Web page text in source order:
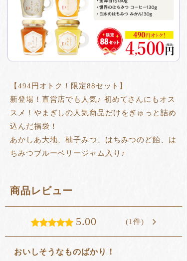
【494円オトク！限定88セット】
新登場！直営店でも人気♪ 初めてさんにもオス
スメ！やまぎしの人気商品だけをぎゅっと詰め
込んだ福袋！
あかしあ大地、柚子みつ、はちみつのど飴、は
ちみつブルーベリージャム入り♪
商品レビュー
5.00 (1件)
おいしそうなものばかり！